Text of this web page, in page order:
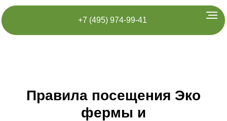
+7 (495) 974-99-41
Правила посещения Эко
фермы и